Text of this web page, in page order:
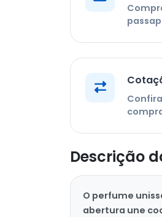
Descrição
O perfume
abertura une